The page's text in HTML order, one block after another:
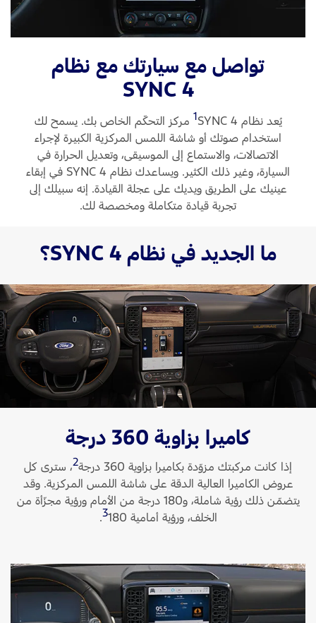
الامارات
المتحدة
اليمن
Ford Protect لمحة عامة عن
باقة العناية الفائقة
تقنية 4 SYNC
أجزاء
موتوركرافت
اتصل بنا
اتصل بنا
البحث عن الوكيل
الأسئلة الشائعة
تواصل مع سيارتك مع نظام
SYNC 4
يُعد نظام SYNC 4 1 ‏ مركز التحكّم الخاص بك. يسمح لك
استخدام صوتك أو شاشة اللمس المركزية الكبيرة لإجراء
الاتصالات، والاستماع إلى الموسيقى، وتعديل الحرارة في
السيارة، وغير ذلك الكثير. ويساعدك نظام SYNC 4 في إبقاء
عينيك على الطريق ويديك على عجلة القيادة. إنه سبيلك إلى
تجربة قيادة متكاملة ومخصصة لك.
ما الجديد في نظام SYNC 4؟
كاميرا بزاوية 360 درجة
إذا كانت مركبتك مزوّدة بكاميرا بزاوية 360 درجة 2، سترى كل
عروض الكاميرا العالية الدقة على شاشة اللمس المركزية. وقد
يتضمّن ذلك رؤية شاملة، و180 درجة من الأمام ورؤية مجزّأة من
الخلف، ورؤية أمامية 180
3
‏.